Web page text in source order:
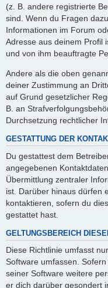
(z. B. andere registrierte
sind. Wenn du Fragen
Informationen im Forum
Adresse aus deinem Profil
und von ihm beauftragte
Andere als die oben
deiner Zustimmung an
auf Grund gesetzlicher
B. an
Durchsetzung rechtlicher
GESTATTUNG DER
Du gestattest dem
angegebenen
Übermittlung zentraler
ist. Darüber hinaus dürfen
kontaktieren, sofern du
gestattet hast.
GELTUNGSBEREICH
Diese Richtlinie umfasst
Software umfassen.
seiner Software weitere
er dich darüber gesondert